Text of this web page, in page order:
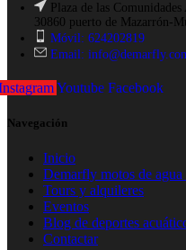
Plaza de las
30860 puerto de Mazarrón-
Móvil: 624202819
Email:
Youtube Facebook
Navegación
Inicio
Demarfly motos de agua
Tours y alquileres
Eventos
Blog de deportes
Contactar